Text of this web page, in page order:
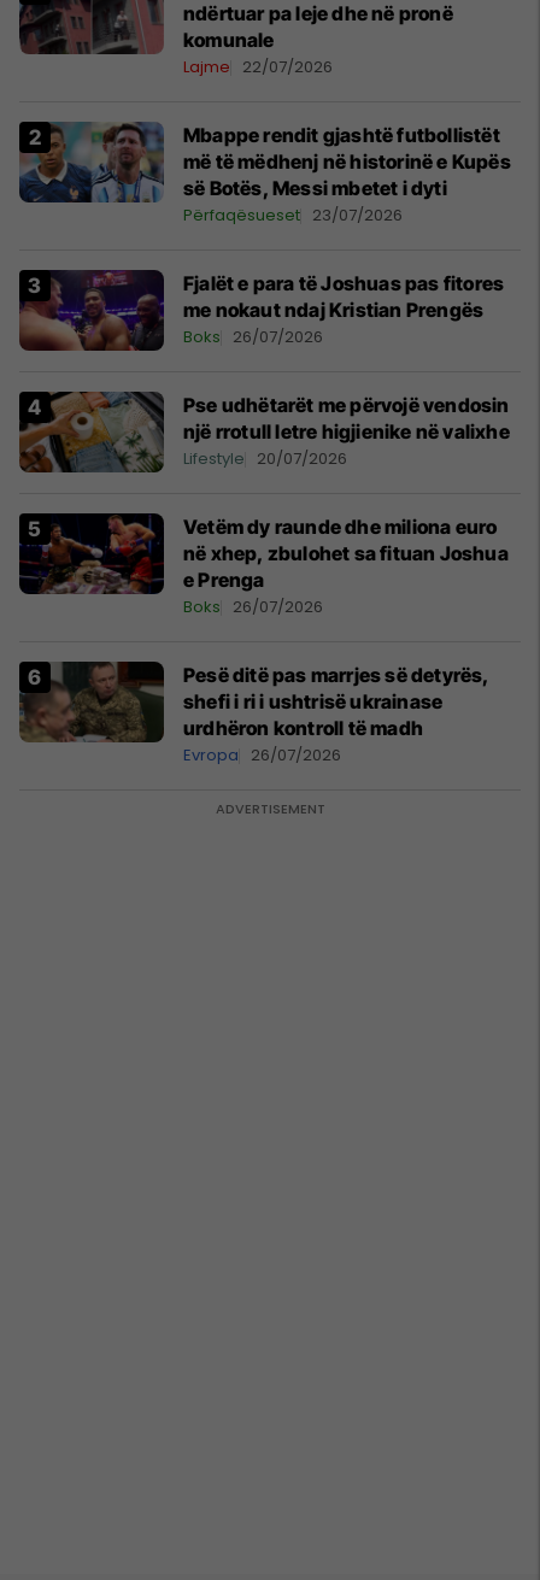
ndërtuar pa leje dhe në pronë
komunale
Lajme 22/07/2026
Mbappe rendit gjashtë futbollistët
më të mëdhenj në historinë e Kupës
së Botës, Messi mbetet i dyti
Përfaqësueset 23/07/2026
Fjalët e para të Joshuas pas fitores
me nokaut ndaj Kristian Prengës
Boks 26/07/2026
Pse udhëtarët me përvojë vendosin
një rrotull letre higjienike në valixhe
Lifestyle 20/07/2026
Vetëm dy raunde dhe miliona euro
në xhep, zbulohet sa fituan Joshua
e Prenga
Boks 26/07/2026
Pesë ditë pas marrjes së detyrës,
shefi i ri i ushtrisë ukrainase
urdhëron kontroll të madh
Evropa 26/07/2026